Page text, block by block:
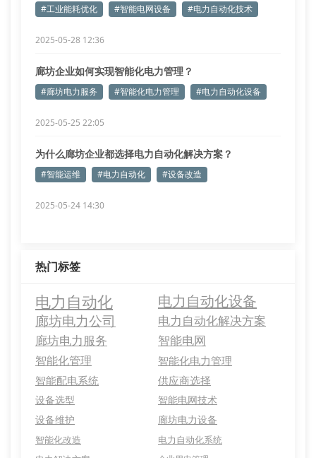
#工业能耗优化 #智能电网设备 #电力自动化技术
2025-05-28 12:36
廊坊企业如何实现智能化电力管理？
#廊坊电力服务 #智能化电力管理 #电力自动化设备
2025-05-25 22:05
为什么廊坊企业都选择电力自动化解决方案？
#智能运维 #电力自动化 #设备改造
2025-05-24 14:30
热门标签
电力自动化 电力自动化设备
廊坊电力公司
电力自动化解决方案
廊坊电力服务
智能电网
智能化管理
智能化电力管理
智能配电系统
供应商选择
设备选型
智能电网技术
设备维护
廊坊电力设备
智能化改造
电力自动化系统